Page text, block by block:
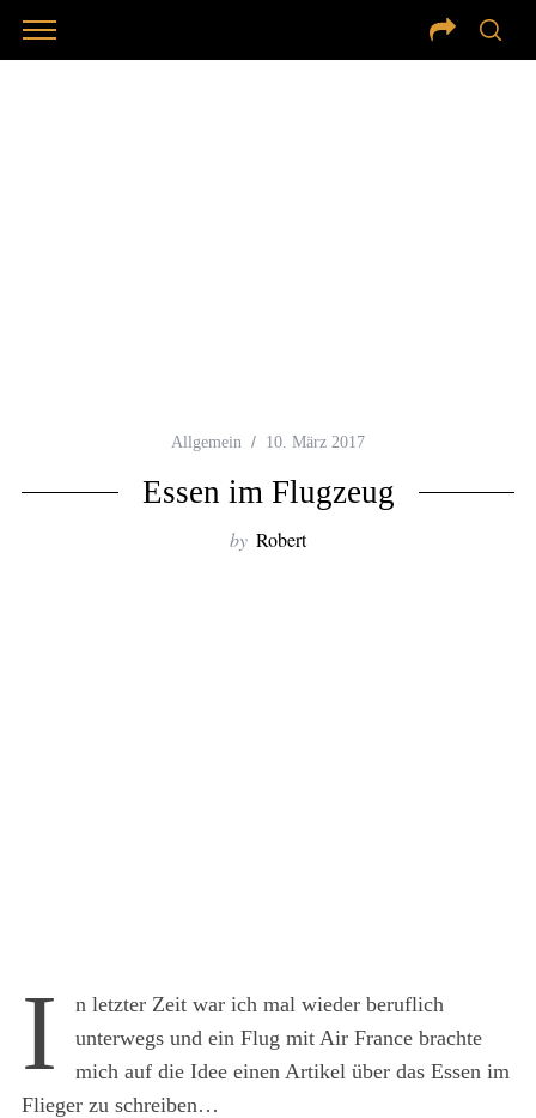
Allgemein 10. März 2017
Essen im Flugzeug
by Robert
I
n letzter Zeit war ich mal wieder beruflich
unterwegs und ein Flug mit Air France brachte
mich auf die Idee einen Artikel über das Essen im
Flieger zu schreiben…